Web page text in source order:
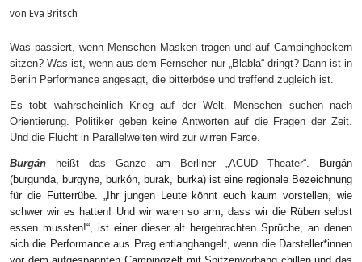
von Eva Britsch
Was passiert, wenn Menschen Masken tragen und auf Campinghockern
sitzen? Was ist, wenn aus dem Fernseher nur „Blabla“ dringt? Dann ist in
Berlin Performance angesagt, die bitterböse und treffend zugleich ist.
Es tobt wahrscheinlich Krieg auf der Welt. Menschen suchen nach
Orientierung. Politiker geben keine Antworten auf die Fragen der Zeit.
Und die Flucht in Parallelwelten wird zur wirren Farce.
Burgán heißt das Ganze am Berliner „ACUD Theater“.
Burgán
(burgunda, burgyne, burkón, burak, burka) ist eine regionale Bezeichnung
für die Futterrübe. „Ihr jungen Leute könnt euch kaum vorstellen, wie
schwer wir es hatten! Und wir waren so arm, dass wir die Rüben selbst
essen mussten!“, ist einer dieser alt hergebrachten Sprüche, an denen
sich die Performance aus Prag entlanghangelt, wenn die Darsteller*innen